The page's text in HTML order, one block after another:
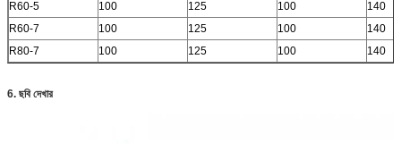
R60-5
100 125 100
140
R60-7
100 125 100
140
R80-7
100 125 100 140
6. ছবি দেখার